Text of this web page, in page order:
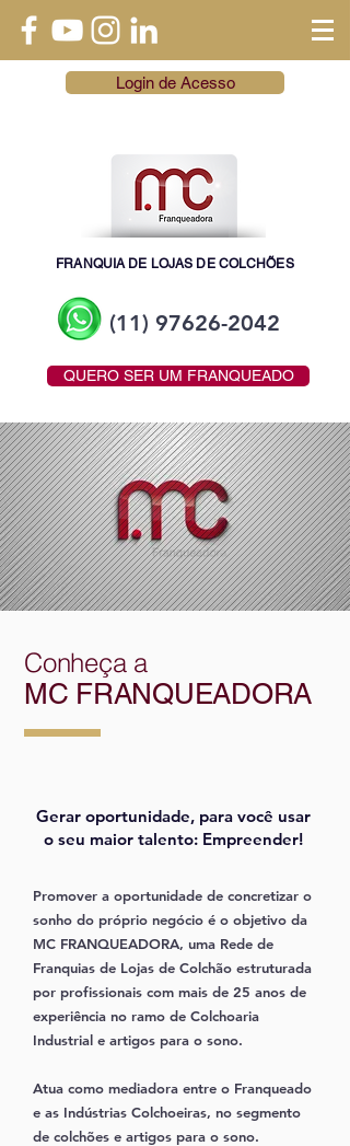
Login de Acesso
FRANQUIA DE LOJAS DE COLCHÕES
(11) 97626-2042
QUERO SER UM FRANQUEADO
Conheça a
MC FRANQUEADORA
Gerar oportunidade, para você usar
o seu maior talento: Empreender!
Promover a oportunidade de concretizar o
sonho do próprio negócio é o objetivo da
MC FRANQUEADORA, uma Rede de
Franquias de Lojas de Colchão estruturada
por profissionais com mais de 25 anos de
experiência no ramo de Colchoaria
Industrial e artigos para o sono.
Atua como mediadora entre o Franqueado
e as Indústrias Colchoeiras, no segmento
de colchões e artigos para o sono.